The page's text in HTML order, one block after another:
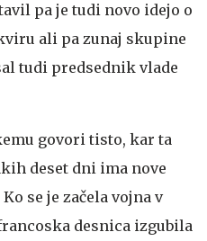
pa je tudi novo idejo o
ali pa zunaj skupine
tudi predsednik vlade
govori tisto, kar ta
deset dni ima nove
se je začela vojna v
desnica izgubila